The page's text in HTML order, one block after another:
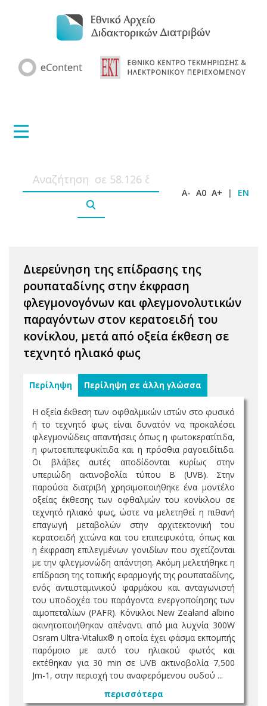
A- A0 A+ | EN
Διερεύνηση της επίδρασης της
ρουπαταδίνης στην έκφραση
φλεγμονογόνων και φλεγμονολυτικών
παραγόντων στον κερατοειδή του
κονίκλου, μετά από οξεία έκθεση σε
τεχνητό ηλιακό φως
Περίληψη Περίληψη σε άλλη γλώσσα
Η οξεία έκθεση των οφθαλμικών ιστών στο φυσικό
ή το τεχνητό φως είναι δυνατόν να προκαλέσει
φλεγμονώδεις απαντήσεις όπως η φωτοκερατίτιδα,
η φωτοεπιπεφυκίτιδα και η πρόσθια ραγοειδίτιδα.
Οι βλάβες αυτές αποδίδονται κυρίως στην
υπεριώδη ακτινοβολία τύπου Β (UVB). Στην
παρούσα διατριβή χρησιμοποιήθηκε ένα μοντέλο
οξείας έκθεσης των οφθαλμών του κονίκλου σε
τεχνητό ηλιακό φως, ώστε να μελετηθεί η πιθανή
επαγωγή μεταβολών στην αρχιτεκτονική του
κερατοειδή χιτώνα και του επιπεφυκότα, όπως και
η έκφραση επιλεγμένων γονιδίων που σχετίζονται
με την φλεγμονώδη απάντηση. Ακόμη μελετήθηκε η
επίδραση της τοπικής εφαρμογής της ρουπαταδίνης,
ενός αντιισταμινικού φαρμάκου και ανταγωνιστή
του υποδοχέα του παράγοντα ενεργοποίησης των
αιμοπεταλίων (PAFR). Κόνικλοι New Zealand albino
ακινητοποιήθηκαν απέναντι από μια λυχνία 300W
Osram Ultra-Vitalux® η οποία έχει φάσμα εκπομπής
παρόμοιο με αυτό του ηλιακού φωτός και
εκτέθηκαν για 30 min σε UVB ακτινοβολία 7,500
Jm-1, στην περιοχή του αναφερόμενου ουδού ...
περισσότερα